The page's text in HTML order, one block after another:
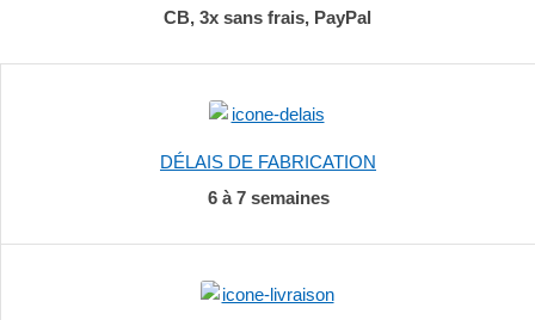
CB, 3x sans frais, PayPal
DÉLAIS DE FABRICATION
6 à 7 semaines